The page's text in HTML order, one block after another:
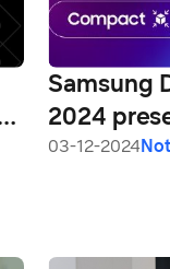
Samsung
2024
03-12-2024